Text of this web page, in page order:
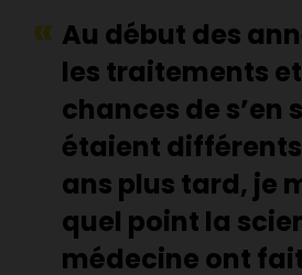
Au début des
les traitements
chances de s’en
étaient
ans plus tard, je
quel point la
médecine ont